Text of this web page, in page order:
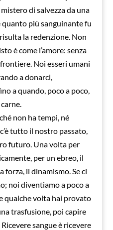
di salvezza da una
quanto più sanguinante fu
la redenzione. Non
è come l’amore: senza
Noi esseri umani
a donarci,
a quando, poco a poco,
non ha tempi, né
tutto il nostro passato,
futuro. Una volta per
per un ebreo, il
forza, il dinamismo. Se ci
noi diventiamo a poco a
qualche volta hai provato
trasfusione, poi capire
sangue è ricevere